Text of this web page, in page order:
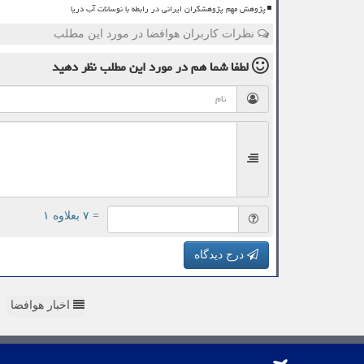
پژوهش مهم پژوهشگران ایرانی در رابطه با نوسانات آب دریا
نظرات کاربران هوافضا در مورد این مطلب
لطفا شما همدر مورد این مطلبنظر دهید
= ۷ بعلاوه ۱
درج دیدگاه
اخبار هوافضا